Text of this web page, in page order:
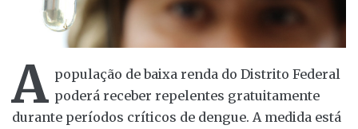
A população de baixa renda do Distrito Federal
poderá receber repelentes gratuitamente
durante períodos críticos de dengue. A medida está